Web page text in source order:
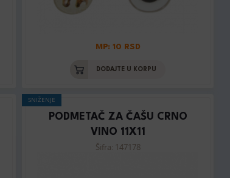
MP: 10 RSD
DODAJTE U KORPU
SNIŽENJE
PODMETAČ ZA ČAŠU CRNO
VINO 11X11
Šifra: 147178